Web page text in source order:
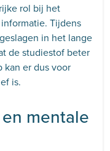
rol bij het
Tijdens
in het lange
de studiestof beter
kan er dus voor
is.
mentale